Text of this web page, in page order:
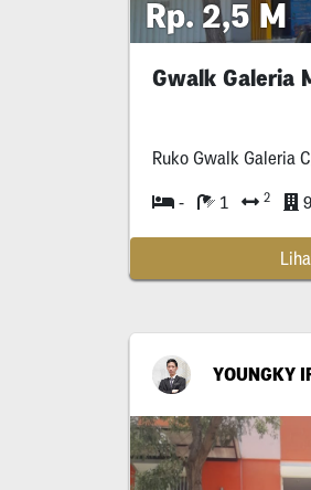
Rp. 2,5 M
Gwalk Galeria
Ruko Gwalk Galeria
- 1 2